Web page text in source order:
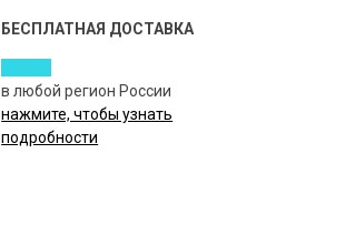
БЕСПЛАТНАЯ ДОСТАВКА
в любой регион России
нажмите, чтобы узнать
подробности